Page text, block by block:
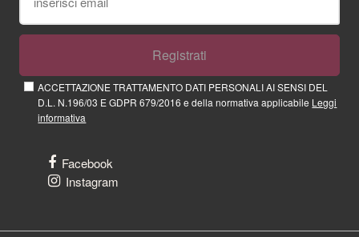
Registrati
ACCETTAZIONE TRATTAMENTO DATI PERSONALI AI SENSI DEL
D.L. N.196/03 E GDPR 679/2016 e della normativa applicabile Leggi
informativa
Facebook
Instagram